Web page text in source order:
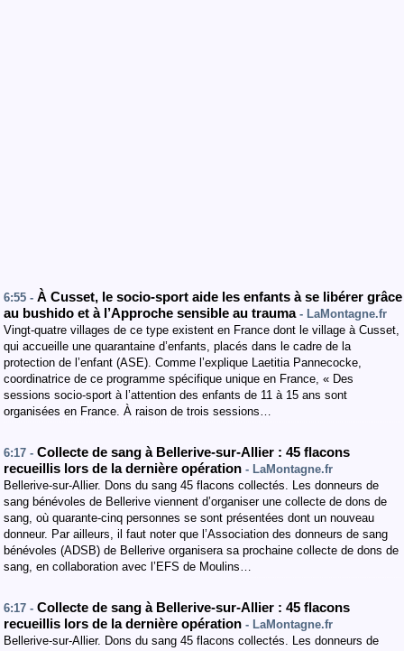
6:55 - À Cusset, le socio-sport aide les enfants à se libérer grâce
au bushido et à l’Approche sensible au trauma - LaMontagne.fr
Vingt-quatre villages de ce type existent en France dont le village à Cusset,
qui accueille une quarantaine d’enfants, placés dans le cadre de la
protection de l’enfant (ASE). Comme l’explique Laetitia Pannecocke,
coordinatrice de ce programme spécifique unique en France, « Des
sessions socio-sport à l’attention des enfants de 11 à 15 ans sont
organisées en France. À raison de trois sessions…
6:17 - Collecte de sang à Bellerive-sur-Allier : 45 flacons
recueillis lors de la dernière opération - LaMontagne.fr
Bellerive-sur-Allier. Dons du sang 45 flacons collectés. Les donneurs de
sang bénévoles de Bellerive viennent d’organiser une collecte de dons de
sang, où quarante-cinq personnes se sont présentées dont un nouveau
donneur. Par ailleurs, il faut noter que l’Association des donneurs de sang
bénévoles (ADSB) de Bellerive organisera sa prochaine collecte de dons de
sang, en collaboration avec l’EFS de Moulins…
6:17 - Collecte de sang à Bellerive-sur-Allier : 45 flacons
recueillis lors de la dernière opération - LaMontagne.fr
Bellerive-sur-Allier. Dons du sang 45 flacons collectés. Les donneurs de